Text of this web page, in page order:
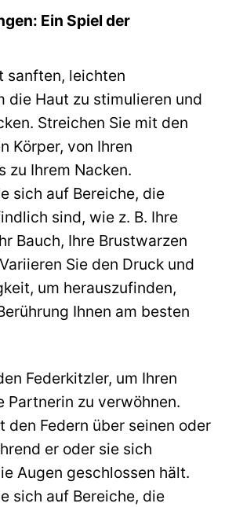
Ein Spiel der
sanften, leichten
die Haut zu stimulieren und
Streichen Sie mit den
Körper, von Ihren
zu Ihrem Nacken.
sich auf Bereiche, die
sind, wie z. B. Ihre
Bauch, Ihre Brustwarzen
Sie den Druck und
um herauszufinden,
Ihnen am besten
Federkitzler, um Ihren
Partnerin zu verwöhnen.
den Federn über seinen oder
er oder sie sich
Augen geschlossen hält.
sich auf Bereiche, die